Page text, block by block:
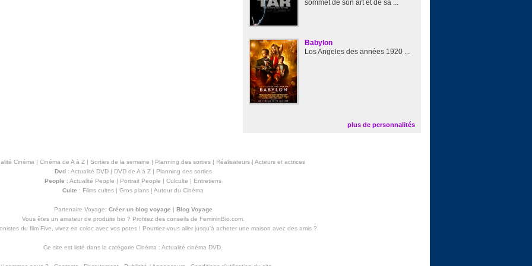
sommet de son art et de sa ...
Babylon
Los Angeles des années 1920 ...
plus de personnalités
Cinéma | Cinéma de A à Z| Sorties de la semaine | Planning des sorties| Réalisateurs| Acteurs et actrices
Dvd: Actualité DVD| DVD de A à Z| Planning des sorties
People : Actualité People | Portrait People | Culculte | Entretiens
Culte : Films cultes | Gros plans | Autour du Cinéma
Partenaire Voyage: Créer un blog voyage | Blog Voyage
Vous êtes un amateur de produits bio ? Profitez des conseils de FemininBio.com.
du film Five, vivez en coloc avec vos potes ! Pourriez-vous aller jusqu'à acheter une maison avec des amis?
Ce site est listé dans la catégorie Cinéma : Actualité cinéma DVD